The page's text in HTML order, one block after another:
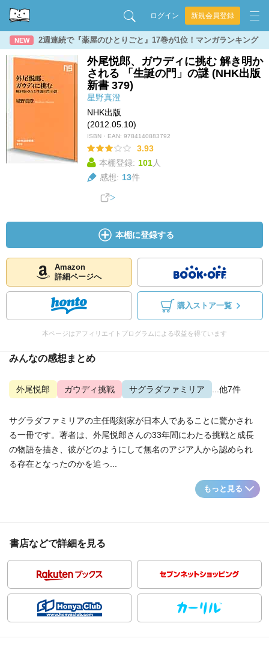
ログイン 新規会員登録
NEW 2週連続で『薬屋のひとりごと』17巻が1位！マンガランキング
外尾悦郎、ガウディに挑む 解き明か
される 「生誕の門」の謎 (NHK出版
新書 379)
星野真澄
NHK出版
(2012.05.10)
ISBN・EAN: 9784140883792
3.93
本棚登録: 101人
感想: 13件
本棚に登録する
Amazon
詳細ページへ
購入ストア一覧
本ページはアフィリエイトプログラムによる収益を得ています
みんなの感想まとめ
外尾悦郎 ガウディ挑戦 サグラダファミリア ...他7件
サグラダファミリアの主任彫刻家が日本人であることに驚かされ
る一冊です。著者は、外尾悦郎さんの33年間にわたる挑戦と成長
の物語を描き、彼がどのようにして無名のアジア人から認められ
る存在となったのかを追っ...
もっと見る
書店などで詳細を見る